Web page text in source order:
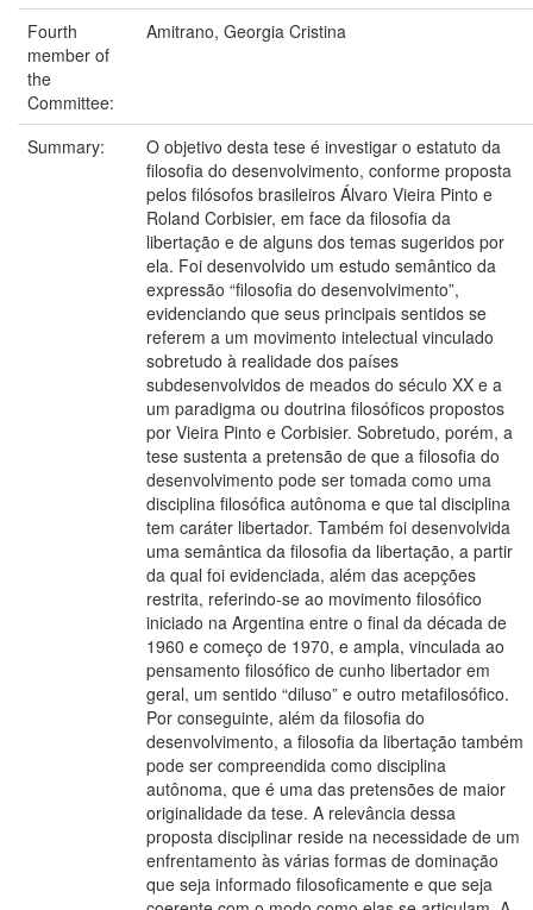
Fourth
member of
the
Committee:
Amitrano, Georgia Cristina
Summary:
O objetivo desta tese é investigar o estatuto da
filosofia do desenvolvimento, conforme proposta
pelos filósofos brasileiros Álvaro Vieira Pinto e
Roland Corbisier, em face da filosofia da
libertação e de alguns dos temas sugeridos por
ela. Foi desenvolvido um estudo semântico da
expressão “filosofia do desenvolvimento”,
evidenciando que seus principais sentidos se
referem a um movimento intelectual vinculado
sobretudo à realidade dos países
subdesenvolvidos de meados do século XX e a
um paradigma ou doutrina filosóficos propostos
por Vieira Pinto e Corbisier. Sobretudo, porém, a
tese sustenta a pretensão de que a filosofia do
desenvolvimento pode ser tomada como uma
disciplina filosófica autônoma e que tal disciplina
tem caráter libertador. Também foi desenvolvida
uma semântica da filosofia da libertação, a partir
da qual foi evidenciada, além das acepções
restrita, referindo-se ao movimento filosófico
iniciado na Argentina entre o final da década de
1960 e começo de 1970, e ampla, vinculada ao
pensamento filosófico de cunho libertador em
geral, um sentido “diluso” e outro metafilosófico.
Por conseguinte, além da filosofia do
desenvolvimento, a filosofia da libertação também
pode ser compreendida como disciplina
autônoma, que é uma das pretensões de maior
originalidade da tese. A relevância dessa
proposta disciplinar reside na necessidade de um
enfrentamento às várias formas de dominação
que seja informado filosoficamente e que seja